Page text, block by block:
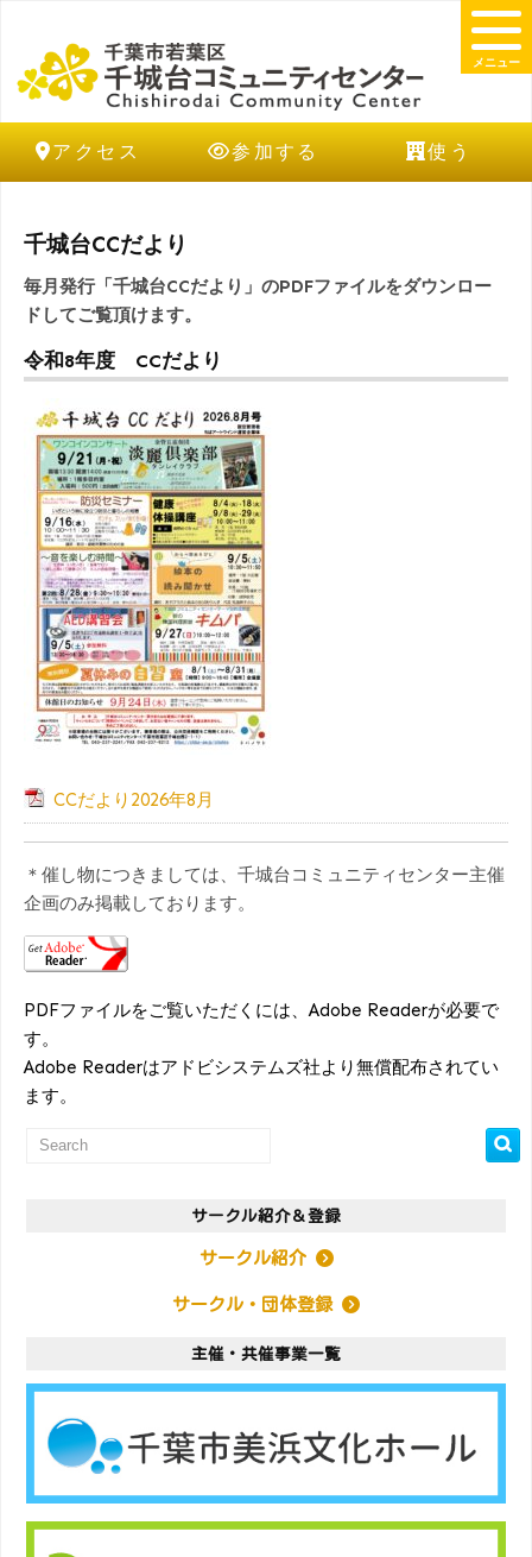
アクセス 参加する 使う
メニュー
千城台CCだより
毎月発行「千城台CCだより」のPDFファイルをダウンロー
ドしてご覧頂けます。
令和8年度 CCだより
CCだより2026年8月
＊催し物につきましては、千城台コミュニティセンター主催
企画のみ掲載しております。
PDFファイルをご覧いただくには、Adobe Readerが必要で
す。
Adobe Readerはアドビシステムズ社より無償配布されてい
ます。
サークル紹介＆登録
サークル紹介
サークル・団体登録
主催・共催事業一覧